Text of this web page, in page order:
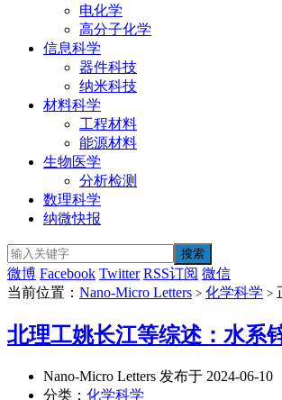
电化学
高分子化学
信息科学
器件科技
纳米科技
材料科学
工程材料
能源材料
生物医学
分析检测
数理科学
纳微快报
微博 Facebook Twitter RSS订阅 微信
当前位置： Nano-Micro Letters > 化学科学 >
北理工姚长江等综述：水系
Nano-Micro Letters 发布于 2024-06-10
分类： 化学科学